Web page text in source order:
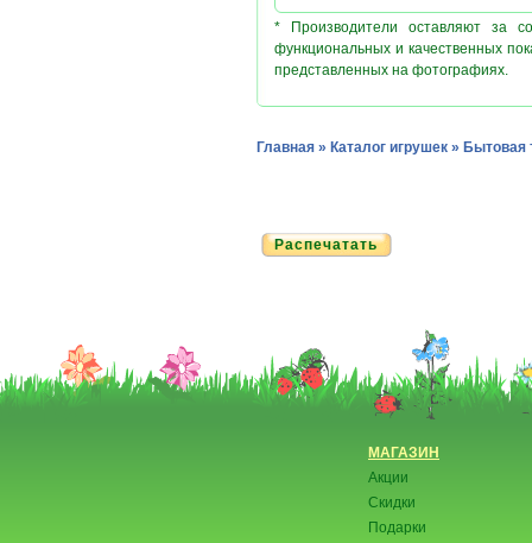
* Производители оставляют за
функциональных и качественных
представленных на фотографиях.
Главная » Каталог игрушек » Бытовая
Распечатать
МАГАЗИН
Акции
Скидки
Подарки